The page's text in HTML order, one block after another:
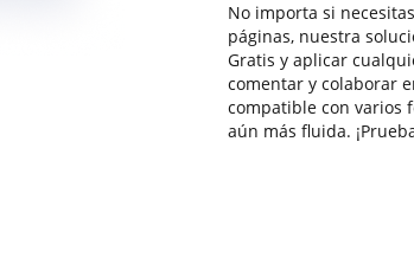
No importa si
páginas, nuestra
Gratis y aplicar
comentar y colaborar
compatible con varios
aún más fluida.